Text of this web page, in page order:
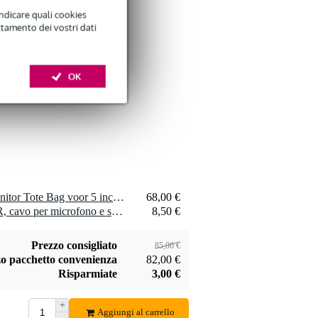
quali cookies
dei vostri dati
OK
Devine VB5015 2x
RCA maschio - 2x
m
Aggiungi
Devine Mon Pad
isolanti per
Aggiungi
1 x Gator Cases Studio Monitor Tote Bag voor 5 inch driver monitoren
68,00 €
2 x Devine MIC100/5 XLR, cavo per microfono e segnale, 5 m
8,50 €
Prezzo consigliato 85,00 €
pacchetto convenienza
82,00 €
Risparmiate
3,00 €
+
Aggiungi al carrello